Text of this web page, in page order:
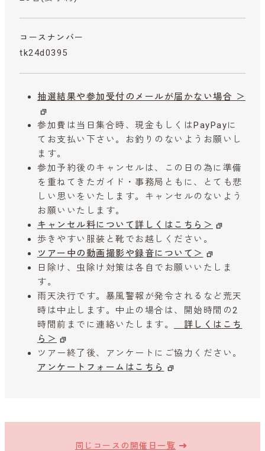
コースナンバー
tk24d0395
抽選結果や参加受付のメールが届かない場合 ＞
参加費は当日集合時、現金もしくはPayPayに
てお支払い下さい。お釣りのないようお願いし
ます。
参加予約後のキャンセルは、この日の為に準備
を重ねてきたガイド・事務局ともに、とても悲
しい思いをいたします。キャンセルのないよう
お願いいたします。
キャンセル料について詳しくはこちら＞
歩きやすい服装と靴でお越しください。
ツアー中の動画撮影や録音について＞
日除け、虫除け対策は各自でお願いいたしま
す。
雨天決行です。暴風警報が発令されるなど荒天
時は中止します。中止の場合は、開始時間の2
時間前までに連絡いたします。
詳しくはこち
ら＞
ツアー終了後、アンケートにご協力ください。
アンケートフォームはこちら
同じコースの開催日一覧